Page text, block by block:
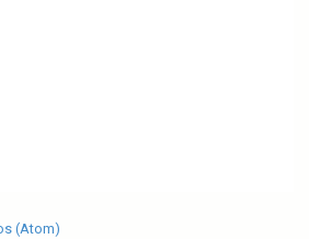
(Atom)